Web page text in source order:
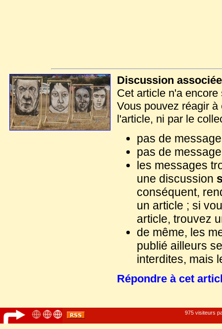
Discussion
Cet article n'a
Vous pouvez réagir
l'article, ni par le
pas de
pas de
les messages
une discussion
conséquent,
un article ; si
article, trouvez
de même, les
publié ailleurs
interdites, mais
Répondre à cet
975 visiteurs